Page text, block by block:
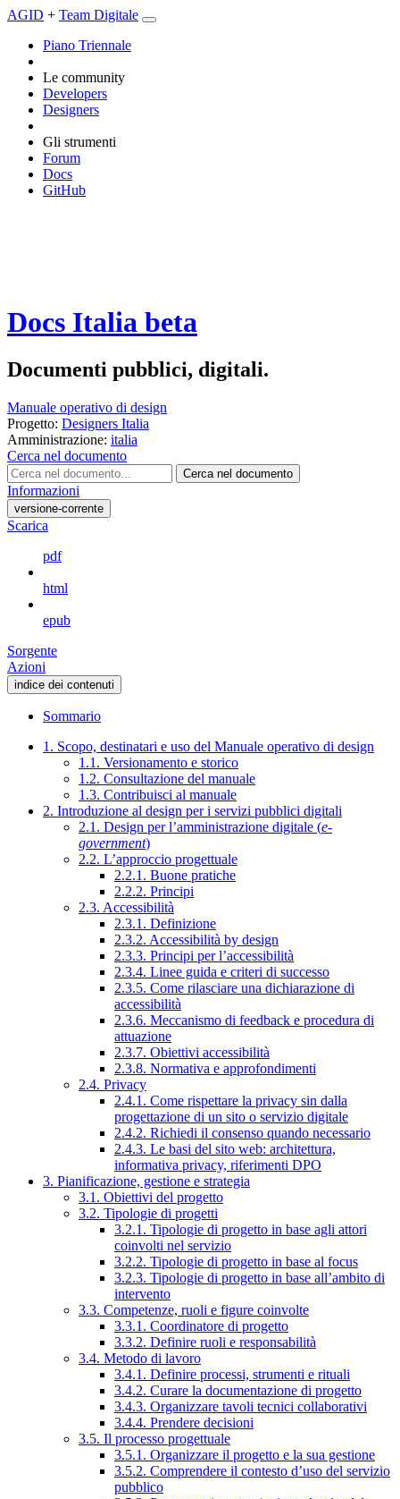
AGID + Team Digitale
Piano Triennale
Le community
Developers
Designers
Gli strumenti
Forum
Docs
GitHub
Docs Italia beta
Documenti pubblici, digitali.
Manuale operativo di design
Progetto: Designers Italia
Amministrazione: italia
Cerca nel documento
Cerca nel documento
Informazioni
versione-corrente
Scarica
pdf
html
epub
Sorgente
Azioni
indice dei contenuti
Sommario
1. Scopo, destinatari e uso del Manuale operativo di design
1.1. Versionamento e storico
1.2. Consultazione del manuale
1.3. Contribuisci al manuale
2. Introduzione al design per i servizi pubblici digitali
2.1. Design per l’amministrazione digitale (e-
government)
2.2. L’approccio progettuale
2.2.1. Buone pratiche
2.2.2. Principi
2.3. Accessibilità
2.3.1. Definizione
2.3.2. Accessibilità by design
2.3.3. Principi per l’accessibilità
2.3.4. Linee guida e criteri di successo
2.3.5. Come rilasciare una dichiarazione di
accessibilità
2.3.6. Meccanismo di feedback e procedura di
attuazione
2.3.7. Obiettivi accessibilità
2.3.8. Normativa e approfondimenti
2.4. Privacy
2.4.1. Come rispettare la privacy sin dalla
progettazione di un sito o servizio digitale
2.4.2. Richiedi il consenso quando necessario
2.4.3. Le basi del sito web: architettura,
informativa privacy, riferimenti DPO
3. Pianificazione, gestione e strategia
3.1. Obiettivi del progetto
3.2. Tipologie di progetti
3.2.1. Tipologie di progetto in base agli attori
coinvolti nel servizio
3.2.2. Tipologie di progetto in base al focus
3.2.3. Tipologie di progetto in base all’ambito di
intervento
3.3. Competenze, ruoli e figure coinvolte
3.3.1. Coordinatore di progetto
3.3.2. Definire ruoli e responsabilità
3.4. Metodo di lavoro
3.4.1. Definire processi, strumenti e rituali
3.4.2. Curare la documentazione di progetto
3.4.3. Organizzare tavoli tecnici collaborativi
3.4.4. Prendere decisioni
3.5. Il processo progettuale
3.5.1. Organizzare il progetto e la sua gestione
3.5.2. Comprendere il contesto d’uso del servizio
pubblico